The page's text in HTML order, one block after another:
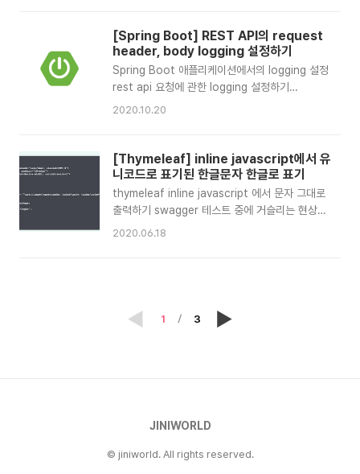
import
org.springframework.stereotype.C..
Relaxed Binding @Value에 적용되는
Relaxed Binding 테스트 결과 참고 1.
Externalized Configuration Spring Boot는
설정의 외부화를 통해 다양한 환경에 따라 설정을
의 외부화(Externalized Configuration)는
습니다. ..
[Spring Boot] REST API의 request
header, body logging 설정하기
Spring Boot 애플리케이션에서의 logging 설정
rest api 요청에 관한 logging 설정하기
request header, body에 관한 logging 설정하
보를 로그파일로 남기기위해 logging 설정을 합
니다. Spring Boot 에서는 패키지 경로에 따른
logging level을 프로퍼티 키 값으로 간단히 설정
할 수 있습니다. 관련된 예약된 프로퍼티 키는
trace, debug, info, warn, error, fatal rest
2020.10.20
[Thymeleaf] inline javascript에서 유
니코드로 표기된 한글문자 한글로 표기
thymeleaf inline javascript 에서 문자 그대로
출력하기 swagger 테스트 중에 거슬리는 현상을
발견했습니다. 바로, script 내의 msg가 한글이
는 과정에서 유니코드로 설정하는 것으로 추측되
었습니다. 그럼, 실제 작성된 코드를 살펴보도록
2020.06.18
1 3
JINIWORLD
© jiniworld. All rights reserved.